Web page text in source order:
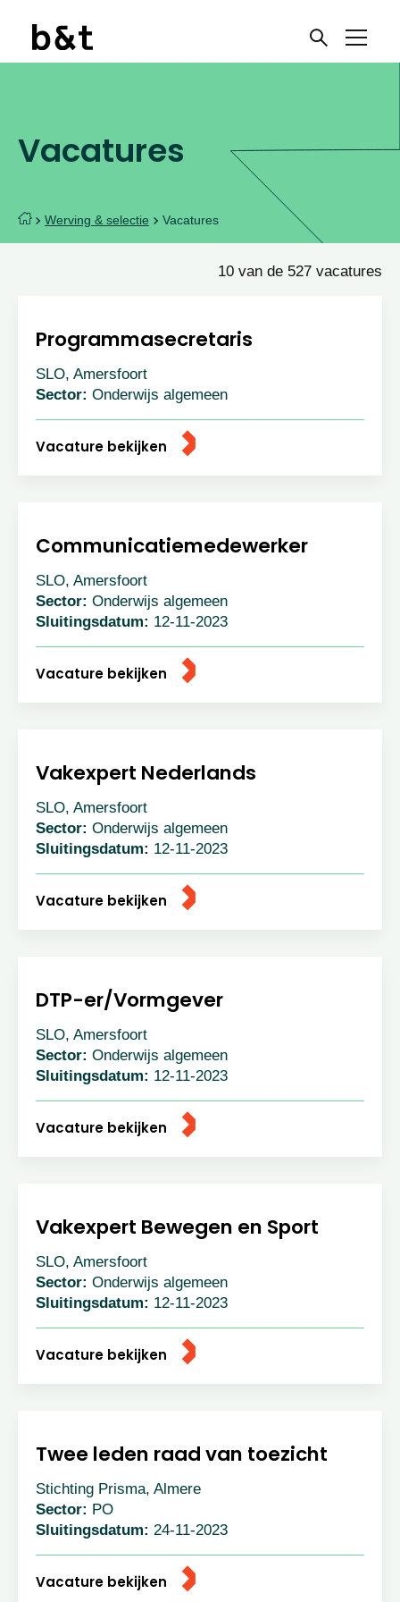
Vacatures
Werving & selectie Vacatures
10 van de 527 vacatures
Programmasecretaris
SLO, Amersfoort
Sector: Onderwijs algemeen
Vacature bekijken
Communicatiemedewerker
SLO, Amersfoort
Sector: Onderwijs algemeen
Sluitingsdatum: 12-11-2023
Vacature bekijken
Vakexpert Nederlands
SLO, Amersfoort
Sector: Onderwijs algemeen
Sluitingsdatum: 12-11-2023
Vacature bekijken
DTP-er/Vormgever
SLO, Amersfoort
Sector: Onderwijs algemeen
Sluitingsdatum: 12-11-2023
Vacature bekijken
Vakexpert Bewegen en Sport
SLO, Amersfoort
Sector: Onderwijs algemeen
Sluitingsdatum: 12-11-2023
Vacature bekijken
Twee leden raad van toezicht
Stichting Prisma, Almere
Sector: PO
Sluitingsdatum: 24-11-2023
Vacature bekijken